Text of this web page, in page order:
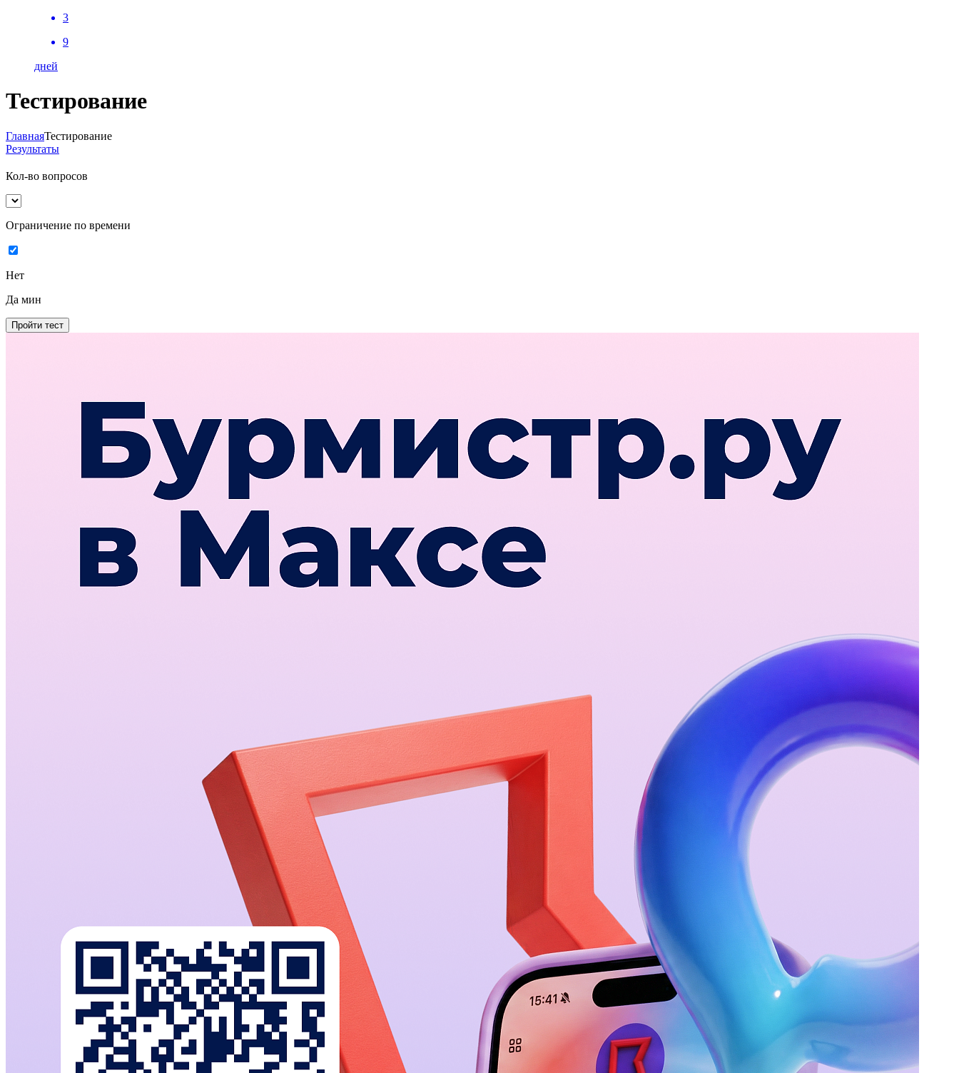
3
9
дней
Тестирование
ГлавнаяТестирование
Результаты
Кол-во вопросов
Ограничение по времени
Нет
Да мин
Пройти тест